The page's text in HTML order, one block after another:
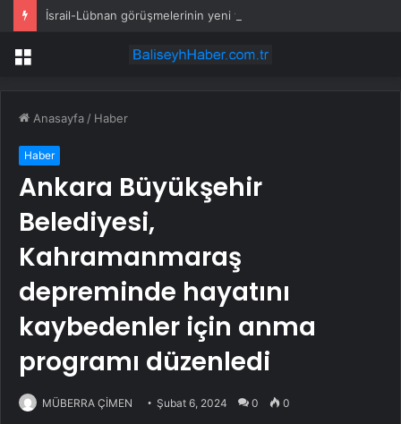
İsrail-Lübnan görüşmelerinin yeni turu Roma’da yapılacak
Menü
Anasayfa / Haber
Haber
Ankara Büyükşehir
Belediyesi,
Kahramanmaraş
depreminde hayatını
kaybedenler için anma
programı düzenledi
MÜBERRA ÇİMEN Şubat 6, 2024 0 0